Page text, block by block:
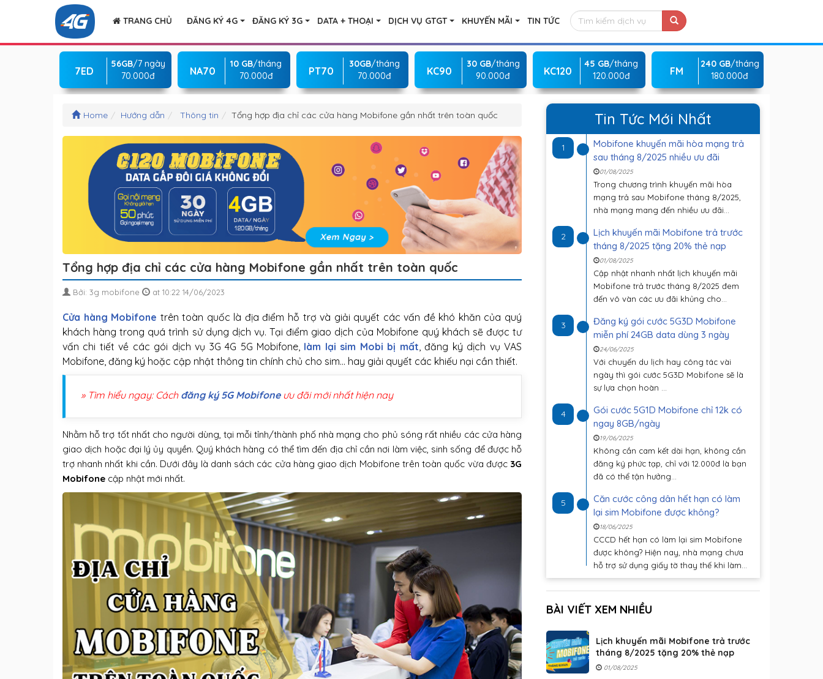
TRANG CHỦ ĐĂNG KÝ 4G ĐĂNG KÝ 3G DATA + THOẠI DỊCH VỤ GTGT KHUYẾN MÃI TIN TỨC
7ED
56GB/7 ngày
70.000đ
NA70
10 GB/tháng
70.000đ
PT70
30GB/tháng
70.000đ
KC90
30 GB/tháng
90.000đ
KC120
45 GB/tháng
120.000đ
FM
240 GB/tháng
180.000đ
Home Hướng dẫn Thông tin Tổng hợp địa chỉ các cửa hàng Mobifone gần nhất trên toàn quốc
Tổng hợp địa chỉ các cửa hàng Mobifone gần nhất trên toàn quốc
Bởi: 3g mobifone at 10:22 14/06/2023
Cửa hàng Mobifone trên toàn quốc là địa điểm hỗ trợ và giải quyết các vấn đề khó khăn của quý
khách hàng trong quá trình sử dụng dịch vụ. Tại điểm giao dịch của Mobifone quý khách sẽ được tư
vấn chi tiết về các gói dịch vụ 3G 4G 5G Mobifone, làm lại sim Mobi bị mất, đăng ký dịch vụ VAS
Mobifone, đăng ký hoặc cập nhật thông tin chính chủ cho sim… hay giải quyết các khiếu nại cần thiết.
» Tìm hiểu ngay: Cách đăng ký 5G Mobifoneưu đãi mới nhất hiện nay
Nhằm hỗ trợ tốt nhất cho người dùng, tại mỗi tỉnh/thành phố nhà mạng cho phủ sóng rất nhiều các cửa hàng
giao dịch hoặc đại lý ủy quyền. Quý khách hàng có thể tìm đến địa chỉ cần nơi làm việc, sinh sống để được hỗ
trợ nhanh nhất khi cần. Dưới đây là danh sách các cửa hàng giao dịch Mobifone trên toàn quốc vừa được 3G
Mobifone cập nhật mới nhất.
Tin Tức Mới Nhất
1
Mobifone khuyến mãi hòa mạng trả
sau tháng 8/2025 nhiều ưu đãi
01/08/2025
Trong chương trình khuyến mãi hòa
mạng trả sau Mobifone tháng 8/2025,
nhà mạng mang đến nhiều ưu đãi...
2
Lịch khuyến mãi Mobifone trả trước
tháng 8/2025 tặng 20% thẻ nạp
01/08/2025
Cập nhật nhanh nhất lịch khuyến mãi
Mobifone trả trước tháng 8/2025 đem
đến vô vàn các ưu đãi khủng cho...
3
Đăng ký gói cước 5G3D Mobifone
miễn phí 24GB data dùng 3 ngày
24/06/2025
Với chuyến du lịch hay công tác vài
ngày thì gói cước 5G3D Mobifone sẽ là
sự lựa chọn hoàn ...
4
Gói cước 5G1D Mobifone chỉ 12k có
ngay 8GB/ngày
19/06/2025
Không cần cam kết dài hạn, không cần
đăng ký phức tạp, chỉ với 12.000đ là bạn
đã có thể tận hưởng...
5
Căn cước công dân hết hạn có làm
lại sim Mobifone được không?
18/06/2025
CCCD hết hạn có làm lại sim Mobifone
được không? Hiện nay, nhà mạng chưa
hỗ trợ sử dụng giấy tờ thay thế khi làm...
BÀI VIẾT XEM NHIỀU
Lịch khuyến mãi Mobifone trả trước
tháng 8/2025 tặng 20% thẻ nạp
01/08/2025